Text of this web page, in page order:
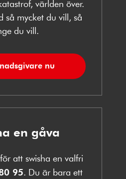
världen över.
så mycket du vill, så
du vill.
nu
en gåva
att swisha en valfri
95. Du är bara ett